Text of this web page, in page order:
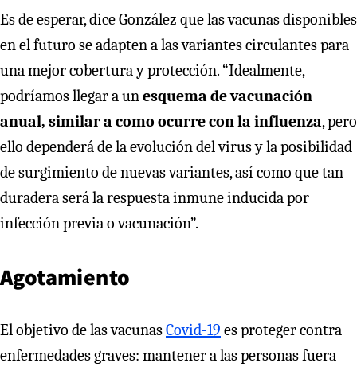
Es de esperar, dice González que las vacunas disponibles
en el futuro se adapten a las variantes circulantes para
una mejor cobertura y protección. “Idealmente,
podríamos llegar a unesquema de vacunación
anual, similar a como ocurre con la influenza, pero
ello dependerá de la evolución del virus y la posibilidad
de surgimiento de nuevas variantes, así como que tan
duradera será la respuesta inmune inducida por
infección previa o vacunación”.
Agotamiento
El objetivo de las vacunasCovid-19 es proteger contra
enfermedades graves: mantener a las personas fuera